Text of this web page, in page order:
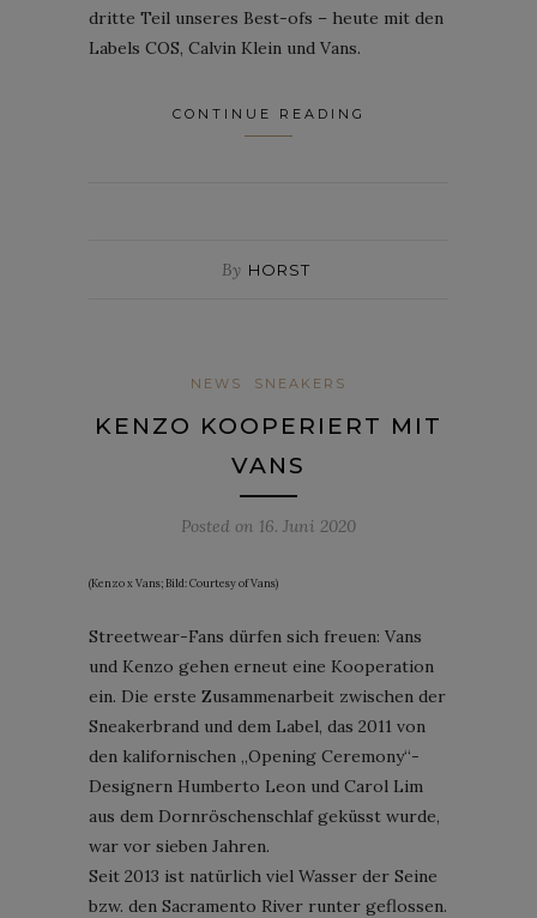
dritte Teil unseres Best-ofs – heute mit den
Labels COS, Calvin Klein und Vans.
CONTINUE READING
By HORST
NEWS SNEAKERS
KENZO KOOPERIERT MIT
VANS
Posted on 16. Juni 2020
(Kenzo x Vans; Bild: Courtesy of Vans)
Streetwear-Fans dürfen sich freuen: Vans
und Kenzo gehen erneut eine Kooperation
ein. Die erste Zusammenarbeit zwischen der
Sneakerbrand und dem Label, das 2011 von
den kalifornischen „Opening Ceremony“-
Designern Humberto Leon und Carol Lim
aus dem Dornröschenschlaf geküsst wurde,
war vor sieben Jahren.
Seit 2013 ist natürlich viel Wasser der Seine
bzw. den Sacramento River runter geflossen.